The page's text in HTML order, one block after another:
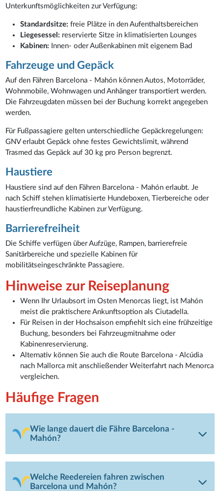
Unterkunftsmöglichkeiten zur Verfügung:
Standardsitze: freie Plätze in den Aufenthaltsbereichen
Liegesessel: reservierte Sitze in klimatisierten Lounges
Kabinen: Innen- oder Außenkabinen mit eigenem Bad
Fahrzeuge und Gepäck
Auf den Fähren Barcelona - Mahón können Autos, Motorräder,
Wohnmobile, Wohnwagen und Anhänger transportiert werden.
Die Fahrzeugdaten müssen bei der Buchung korrekt angegeben
werden.
Für Fußpassagiere gelten unterschiedliche Gepäckregelungen:
GNV erlaubt Gepäck ohne festes Gewichtslimit, während
Trasmed das Gepäck auf 30 kg pro Person begrenzt.
Haustiere
Haustiere sind auf den Fähren Barcelona - Mahón erlaubt. Je
nach Schiff stehen klimatisierte Hundeboxen, Tierbereiche oder
haustierfreundliche Kabinen zur Verfügung.
Barrierefreiheit
Die Schiffe verfügen über Aufzüge, Rampen, barrierefreie
Sanitärbereiche und spezielle Kabinen für
mobilitätseingeschränkte Passagiere.
Hinweise zur Reiseplanung
Wenn Ihr Urlaubsort im Osten Menorcas liegt, ist Mahón
meist die praktischere Ankunftsoption als Ciutadella.
Für Reisen in der Hochsaison empfiehlt sich eine frühzeitige
Buchung, besonders bei Fahrzeugmitnahme oder
Kabinenreservierung.
Alternativ können Sie auch die Route Barcelona - Alcúdia
nach Mallorca mit anschließender Weiterfahrt nach Menorca
vergleichen.
Häufige Fragen
Wie lange dauert die Fähre Barcelona -
Mahón?
Welche Reedereien fahren zwischen
Barcelona und Mahón?